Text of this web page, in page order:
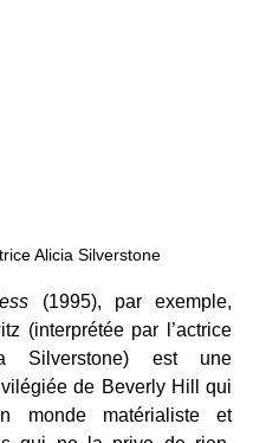
Alicia Silverstone
(1995), par exemple,
(interprétée par l’actrice
Silverstone) est une
de Beverly Hill qui
monde matérialiste et